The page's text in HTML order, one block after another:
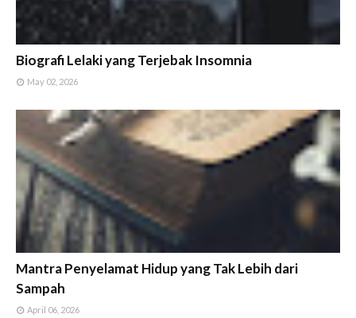
Biografi Lelaki yang Terjebak Insomnia
May 02, 2026
Mantra Penyelamat Hidup yang Tak Lebih dari
Sampah
April 06, 2026